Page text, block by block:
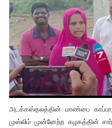
அடக்கஸ்தலத்தின் மாண்பை
முஸ்லிம் முன்னேற்ற கழகத்தின்